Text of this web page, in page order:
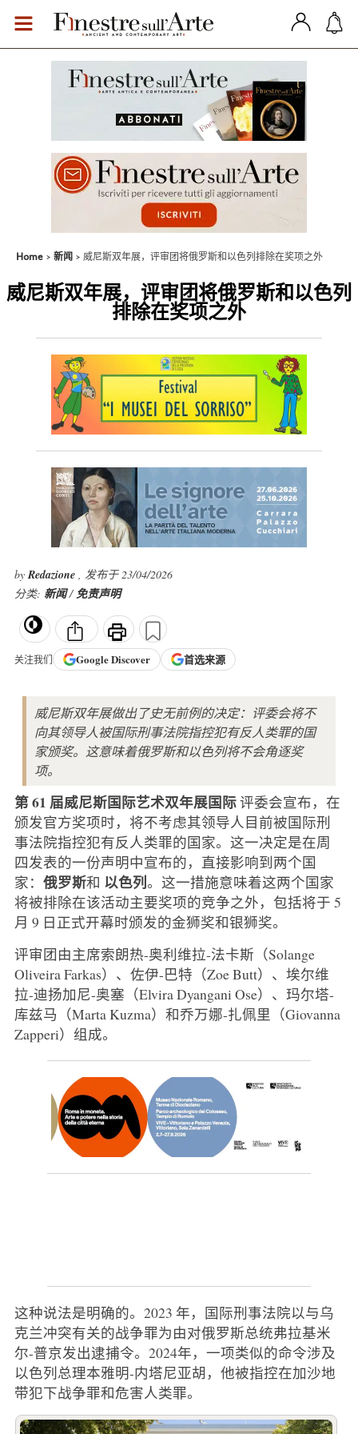
Home 新闻 威尼斯双年展，评审团将俄罗斯和以色列排除在奖项之外
威尼斯双年展，评审团将俄罗斯和以色列
排除在奖项之外
byRedazione , 发布于 23/04/2026
分类: 新闻/免责声明
关注我们 GoogleDiscover 首选来源
威尼斯双年展做出了史无前例的决定：评委会将不
向其领导人被国际刑事法院指控犯有反人类罪的国
家颁奖。这意味着俄罗斯和以色列将不会角逐奖
项。
第 61 届威尼斯国际艺术双年展国际评委会宣布，在
颁发官方奖项时，将不考虑其领导人目前被国际刑
事法院指控犯有反人类罪的国家。这一决定是在周
四发表的一份声明中宣布的，直接影响到两个国
家： 俄罗斯和 以色列。这一措施意味着这两个国家
将被排除在该活动主要奖项的竞争之外，包括将于 5
月 9 日正式开幕时颁发的金狮奖和银狮奖。
评审团由主席索朗热-奥利维拉-法卡斯（Solange
Oliveira Farkas）、佐伊-巴特（Zoe Butt）、埃尔维
拉-迪扬加尼-奥塞（Elvira Dyangani Ose）、玛尔塔-
库兹马（Marta Kuzma）和乔万娜-扎佩里（Giovanna
Zapperi）组成。
这种说法是明确的。2023 年，国际刑事法院以与乌
克兰冲突有关的战争罪为由对俄罗斯总统弗拉基米
尔-普京发出逮捕令。2024年，一项类似的命令涉及
以色列总理本雅明-内塔尼亚胡，他被指控在加沙地
带犯下战争罪和危害人类罪。